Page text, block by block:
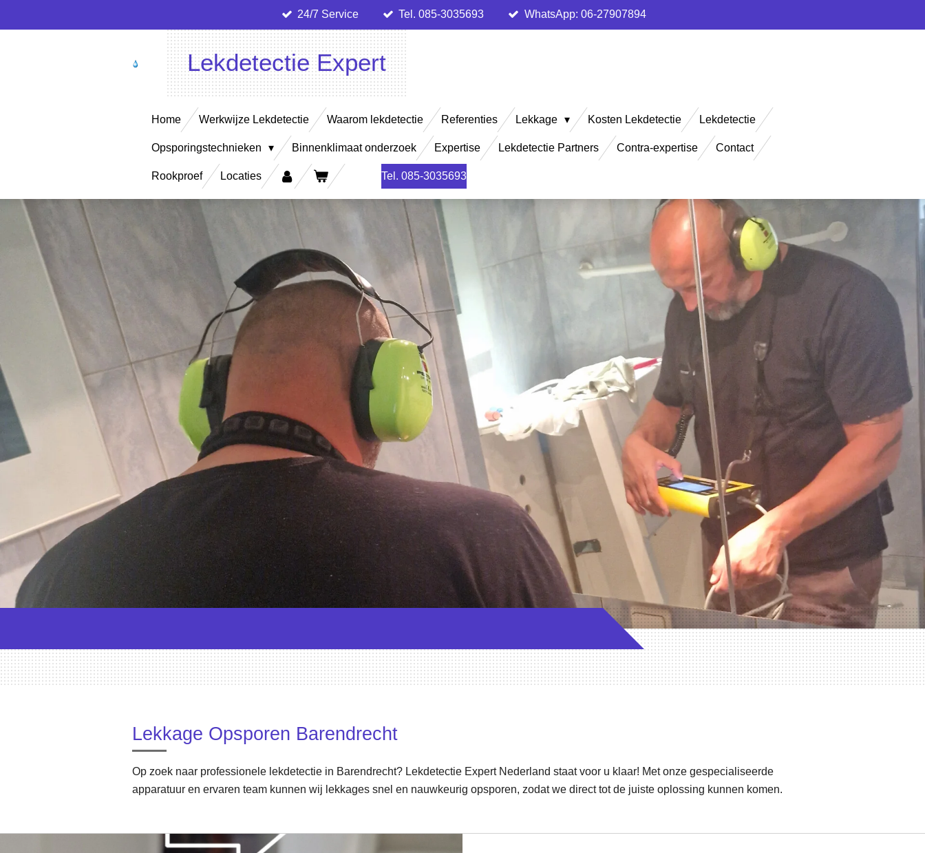
direct
24/7 Service Tel. 085-3035693 WhatsApp: 06-27907894
Lekdetectie Expert
Home Werkwijze Lekdetectie Waarom lekdetectie Referenties Lekkage Kosten Lekdetectie Lekdetectie
Opsporingstechnieken Binnenklimaat onderzoek Expertise Lekdetectie Partners Contra-expertise Contact
Rookproef Locaties Tel. 085-3035693
Lekkage Opsporen Barendrecht
Op zoek naar professionele lekdetectie in Barendrecht? Lekdetectie Expert Nederland staat voor u klaar! Met onze gespecialiseerde
apparatuur en ervaren team kunnen wij lekkages snel en nauwkeurig opsporen, zodat we direct tot de juiste oplossing kunnen komen.